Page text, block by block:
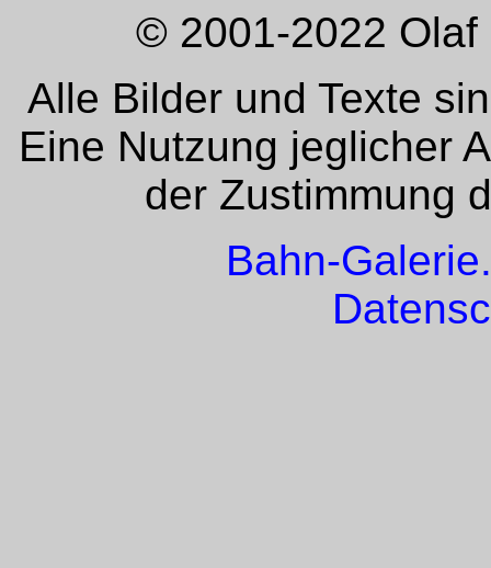
© 2001-2022 Olaf
Alle Bilder und Texte
Eine Nutzung jeglicher
der Zustimmung
Bahn-